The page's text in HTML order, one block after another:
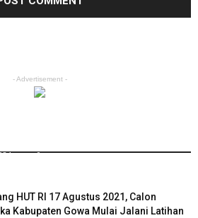
- Advertisement -
Dorong Kolaborasi Pemda
0
HUT RI 17 Agustus 2021, Calon
Kabupaten Gowa Mulai Jalani Latihan